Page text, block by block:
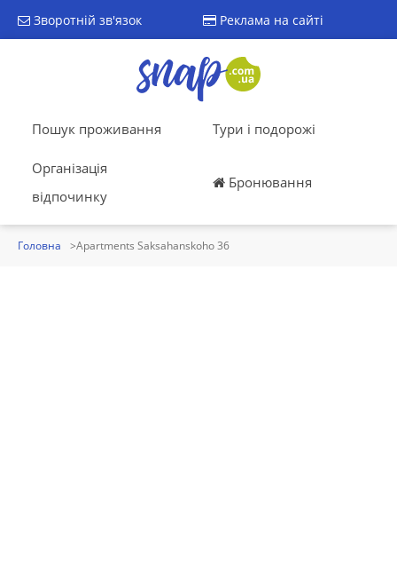
Зворотній зв'язок Реклама на сайті
Пошук проживання Тури і подорожі
Організація
відпочинку
Бронювання
Головна Apartments Saksahanskoho 36